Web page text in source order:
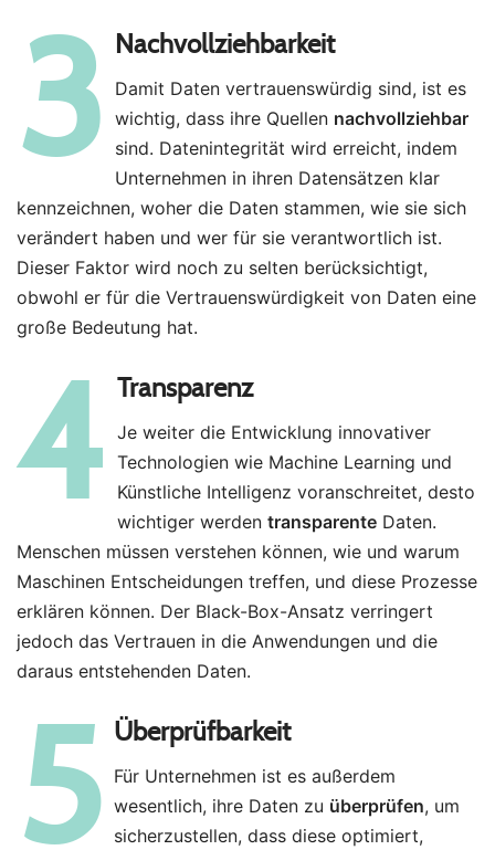
3 Nachvollziehbarkeit
Damit Daten vertrauenswürdig sind, ist es
wichtig, dass ihre Quellen nachvollziehbar
sind. Datenintegrität wird erreicht, indem
Unternehmen in ihren Datensätzen klar
kennzeichnen, woher die Daten stammen, wie sie sich
verändert haben und wer für sie verantwortlich ist.
Dieser Faktor wird noch zu selten berücksichtigt,
obwohl er für die Vertrauenswürdigkeit von Daten eine
große Bedeutung hat.
4 Transparenz
Je weiter die Entwicklung innovativer
Technologien wie Machine Learning und
Künstliche Intelligenz voranschreitet, desto
wichtiger werden transparente Daten.
Menschen müssen verstehen können, wie und warum
Maschinen Entscheidungen treffen, und diese Prozesse
erklären können. Der Black-Box-Ansatz verringert
jedoch das Vertrauen in die Anwendungen und die
daraus entstehenden Daten.
5 Überprüfbarkeit
Für Unternehmen ist es außerdem
wesentlich, ihre Daten zu überprüfen, um
sicherzustellen, dass diese optimiert,